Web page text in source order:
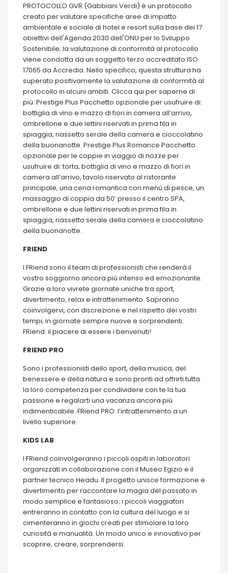
PROTOCOLLO GVR (Gabbiani Verdi) è un protocollo
creato per valutare specifiche aree di impatto
ambientale e sociale di hotel e resort sulla base dei 17
obiettivi dell'Agenda 2030 dell'ONU per lo Sviluppo
Sostenibile; la valutazione di conformità al protocollo
viene condotta da un soggetto terzo accreditato ISO
17065 da Accredia. Nello specifico, questa struttura ha
superato positivamente la valutazione di conformità al
protocollo in alcuni ambiti. Clicca qui per saperne di
più. Prestige Plus Pacchetto opzionale per usufruire di:
bottiglia di vino e mazzo di fiori in camera all’arrivo,
ombrellone e due lettini riservati in prima fila in
spiaggia, riassetto serale della camera e cioccolatino
della buonanotte. Prestige Plus Romance Pacchetto
opzionale per le coppie in viaggio di nozze per
usufruire di: torta, bottiglia di vino e mazzo di fiori in
camera all’arrivo, tavolo riservato al ristorante
principale, una cena romantica con menù di pesce, un
massaggio di coppia da 50’ presso il centro SPA,
ombrellone e due lettini riservati in prima fila in
spiaggia, riassetto serale della camera e cioccolatino
della buonanotte.
FRIEND
I FRiend sono il team di professionisti che renderà il
vostro soggiorno ancora più intenso ed emozionante.
Grazie a loro vivrete giornate uniche tra sport,
divertimento, relax e intrattenimento. Sapranno
coinvolgervi, con discrezione e nel rispetto dei vostri
tempi, in giornate sempre nuove e sorprendenti.
FRiend: il piacere di essere i benvenuti!
FRIEND PRO
Sono i professionisti dello sport, della musica, del
benessere e della natura e sono pronti ad offrirti tutta
la loro competenza per condividere con te la tua
passione e regalarti una vacanza ancora più
indimenticabile. FRiend PRO: l’intrattenimento a un
livello superiore.
KIDS LAB
I FRiend coinvolgeranno i piccoli ospiti in laboratori
organizzati in collaborazione con il Museo Egizio e il
partner tecnico Headu. Il progetto unisce formazione e
divertimento per raccontare la magia del passato in
modo semplice e fantasioso; i piccoli viaggiatori
entreranno in contatto con la cultura del luogo e si
cimenteranno in giochi creati per stimolare la loro
curiosità e manualità. Un modo unico e innovativo per
scoprire, creare, sorprendersi.